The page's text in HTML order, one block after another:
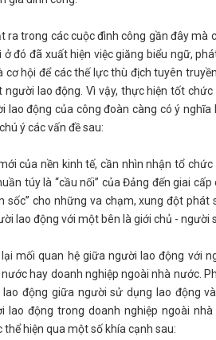
ra trong các cuộc đình công gần đây mà
đó đã xuất hiện việc giăng biểu ngữ,
cơ hội để các thế lực thù địch tuyên
lao động. Vì vậy, thực hiện tốt
lao động của công đoàn càng có ý
ý các vấn đề sau:
của nền kinh tế, cần nhìn nhận tổ
túy là “cầu nối” của Đảng đến giai
sốc” cho những va chạm, xung đột
lao động với một bên là giới chủ - người
mối quan hệ giữa người lao động với
hay doanh nghiệp ngoài nhà nước.
động giữa người sử dụng lao động
lao động trong doanh nghiệp ngoài
thể hiện qua một số khía cạnh sau: